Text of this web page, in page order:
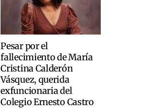
Pesar por el
fallecimiento de María
Cristina Calderón
Vásquez, querida
exfuncionaria del
Colegio Ernesto Castro